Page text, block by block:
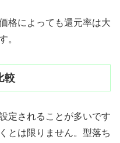
格によっても還元率は大
。
較
定されることが多いです
とは限りません。型落ち